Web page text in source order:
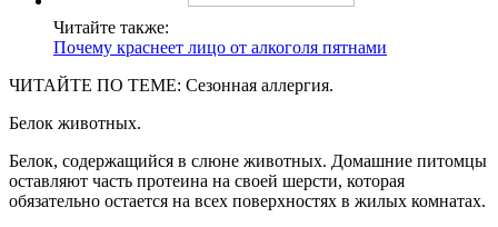
Читайте также:
Почему краснеет лицо от алкоголя пятнами
ЧИТАЙТЕ ПО ТЕМЕ: Сезонная аллергия.
Белок животных.
Белок, содержащийся в слюне животных. Домашние питомцы
оставляют часть протеина на своей шерсти, которая
обязательно остается на всех поверхностях в жилых комнатах.